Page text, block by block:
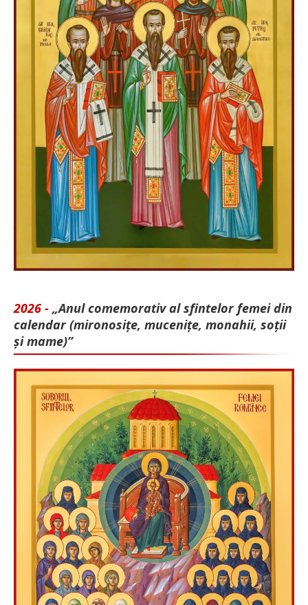
2026 - „Anul comemorativ al sfintelor femei din
calendar (mironosițe, mu­cenițe, monahii, soții
și mame)”